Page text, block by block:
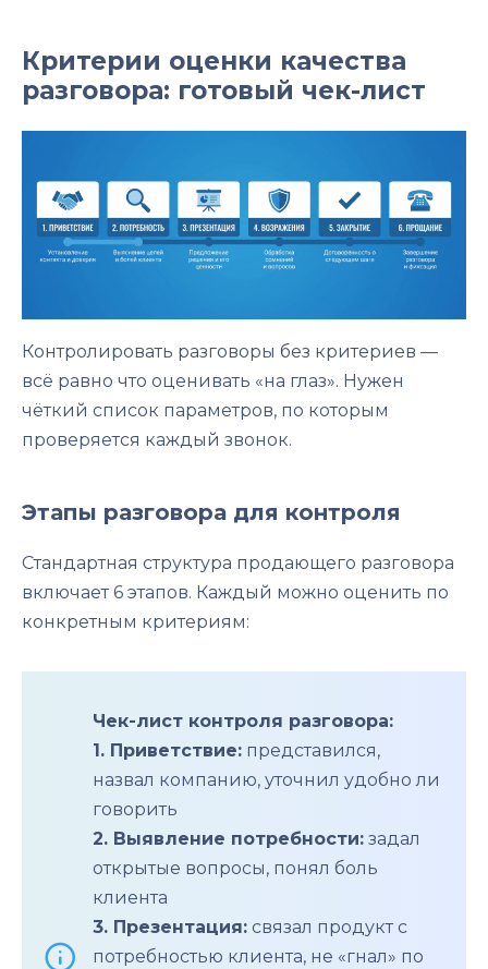
Критерии оценки качества
разговора: готовый чек-лист
Контролировать разговоры без критериев —
всё равно что оценивать «на глаз». Нужен
чёткий список параметров, по которым
проверяется каждый звонок.
Этапы разговора для контроля
Стандартная структура продающего разговора
включает 6 этапов. Каждый можно оценить по
конкретным критериям:
Чек-лист контроля разговора:
1. Приветствие: представился,
назвал компанию, уточнил удобно ли
говорить
2. Выявление потребности: задал
открытые вопросы, понял боль
клиента
3. Презентация: связал продукт с
потребностью клиента, не «гнал» по